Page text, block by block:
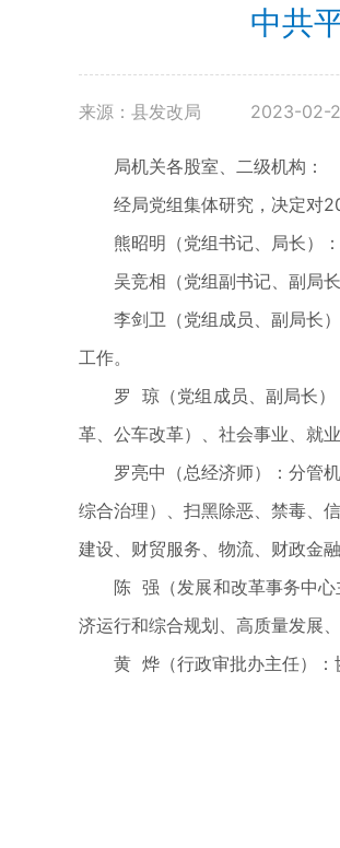
中共
来源：县发改局 2023-02-
局机关各股室、二级机构：
经局党组集体研究，决定对
熊昭明（党组书记、局长）
吴竞相（党组副书记、副局
李剑卫（党组成员、副局长
工作。
罗 琼（党组成员、副局长
革、公车改革）、社会事业、就
罗亮中（总经济师）：分管
综合治理）、扫黑除恶、禁毒、
建设、财贸服务、物流、财政金
陈 强（发展和改革事务中
济运行和综合规划、高质量发展
黄 烨（行政审批办主任）：